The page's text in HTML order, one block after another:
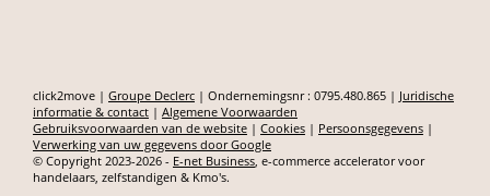
click2move | Groupe Declerc | Ondernemingsnr : 0795.480.865 | Juridische
informatie & contact | Algemene Voorwaarden
Gebruiksvoorwaarden van de website | Cookies | Persoonsgegevens |
Verwerking van uw gegevens door Google
© Copyright 2023-2026 - E-net Business , e-commerce accelerator voor
handelaars, zelfstandigen & Kmo's.